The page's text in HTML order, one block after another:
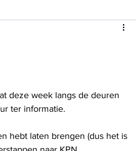
deze week langs de deuren
ter informatie.
hebt laten brengen (dus het is